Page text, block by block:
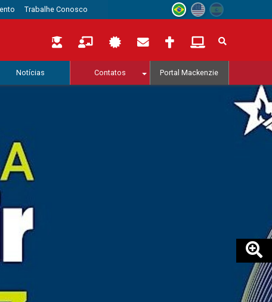
Trabalhe Conosco
Notícias Contatos Portal Mackenzie